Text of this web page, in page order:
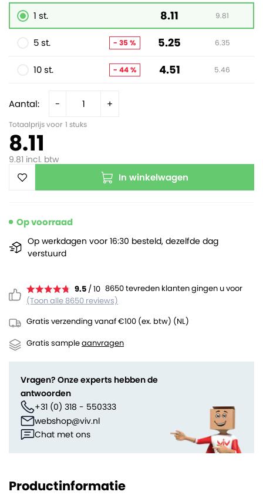
Aantal: - +
Totaalprijs voor 1 stuks
8.11
9.81 incl. btw
In winkelwagen
9.5 / 10 8650 tevreden klanten gingen u voor
(Toon alle 8650 reviews)
Gratis verzending vanaf €100 (ex. btw) (NL)
Gratis sampleaanvragen
1 st. 8.11 9.81
5 st. - 35 % 5.25 6.35
10 st. - 44 % 4.51 5.46
Op voorraad
Op werkdagen voor 16:30 besteld, dezelfde dag
verstuurd
Vragen? Onze experts hebben de
antwoorden
+31 (0) 318 - 550333
webshop@viv.nl
Chat met ons
Productinformatie